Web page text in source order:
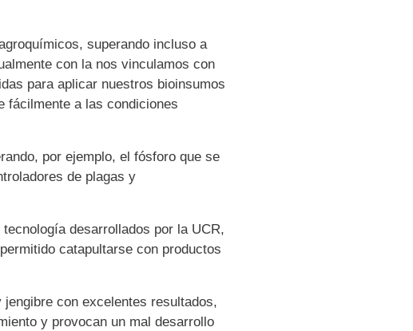
superando incluso a
con lanos vinculamos con
para aplicar nuestros bioinsumos
fácilmente a las condiciones
por ejemplo, el fósforo que se
de plagas y
desarrollados por la UCR,
catapultarse con productos
con excelentes resultados,
y provocan un mal desarrollo